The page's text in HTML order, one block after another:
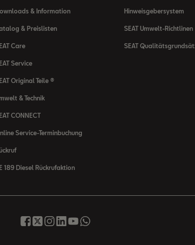
& Information
& Preislisten
Care
Service
Original Teile ®
& Technik
CONNECT
Service-Terminbuchung
189 Diesel Rückrufaktion
Hinweisgebersystem
SEAT Umwelt-Richtlinen
SEAT